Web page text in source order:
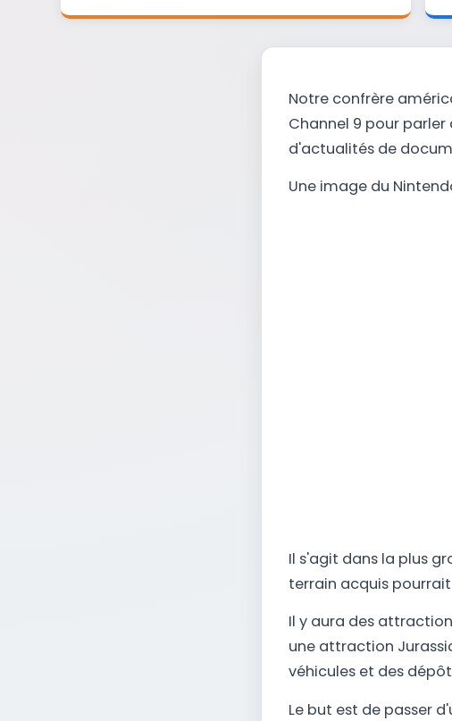
Notre confrère
Channel 9 pour
d'actualités de
Une image du
Il s'agit dans la plus
terrain acquis
Il y aura des
une attraction
véhicules et des
Le but est de passer